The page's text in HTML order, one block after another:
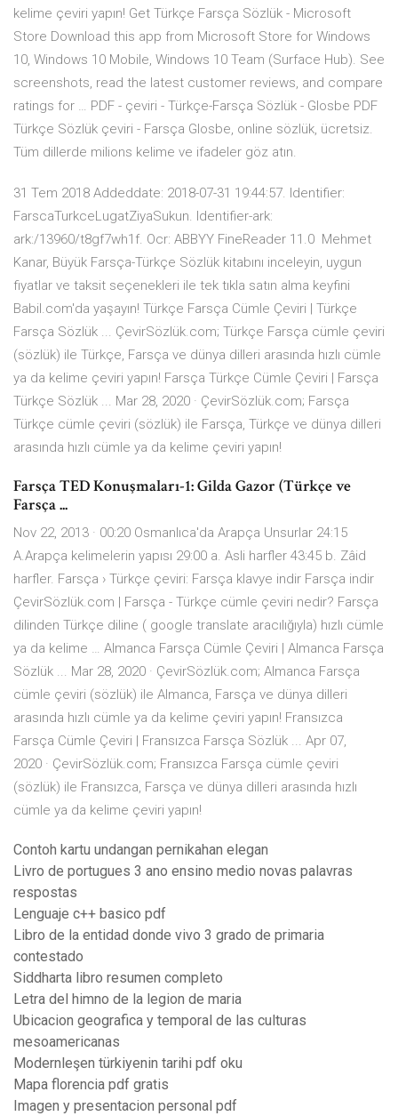
kelime çeviri yapın! Get Türkçe Farsça Sözlük - Microsoft
Store Download this app from Microsoft Store for Windows
10, Windows 10 Mobile, Windows 10 Team (Surface Hub). See
screenshots, read the latest customer reviews, and compare
ratings for … PDF - çeviri - Türkçe-Farsça Sözlük - Glosbe PDF
Türkçe Sözlük çeviri - Farsça Glosbe, online sözlük, ücretsiz.
Tüm dillerde milions kelime ve ifadeler göz atın.
31 Tem 2018 Addeddate: 2018-07-31 19:44:57. Identifier:
FarscaTurkceLugatZiyaSukun. Identifier-ark:
ark:/13960/t8gf7wh1f. Ocr: ABBYY FineReader 11.0 Mehmet
Kanar, Büyük Farsça-Türkçe Sözlük kitabını inceleyin, uygun
fiyatlar ve taksit seçenekleri ile tek tıkla satın alma keyfini
Babil.com'da yaşayın! Türkçe Farsça Cümle Çeviri | Türkçe
Farsça Sözlük ... ÇevirSözlük.com; Türkçe Farsça cümle çeviri
(sözlük) ile Türkçe, Farsça ve dünya dilleri arasında hızlı cümle
ya da kelime çeviri yapın! Farsça Türkçe Cümle Çeviri | Farsça
Türkçe Sözlük ... Mar 28, 2020 · ÇevirSözlük.com; Farsça
Türkçe cümle çeviri (sözlük) ile Farsça, Türkçe ve dünya dilleri
arasında hızlı cümle ya da kelime çeviri yapın!
Farsça TED Konuşmaları-1: Gilda Gazor (Türkçe ve
Farsça ...
Nov 22, 2013 · 00:20 Osmanlıca'da Arapça Unsurlar 24:15
A.Arapça kelimelerin yapısı 29:00 a. Asli harfler 43:45 b. Zâid
harfler. Farsça › Türkçe çeviri: Farsça klavye indir Farsça indir
ÇevirSözlük.com | Farsça - Türkçe cümle çeviri nedir? Farsça
dilinden Türkçe diline ( google translate aracılığıyla) hızlı cümle
ya da kelime … Almanca Farsça Cümle Çeviri | Almanca Farsça
Sözlük ... Mar 28, 2020 · ÇevirSözlük.com; Almanca Farsça
cümle çeviri (sözlük) ile Almanca, Farsça ve dünya dilleri
arasında hızlı cümle ya da kelime çeviri yapın! Fransızca
Farsça Cümle Çeviri | Fransızca Farsça Sözlük ... Apr 07,
2020 · ÇevirSözlük.com; Fransızca Farsça cümle çeviri
(sözlük) ile Fransızca, Farsça ve dünya dilleri arasında hızlı
cümle ya da kelime çeviri yapın!
Contoh kartu undangan pernikahan elegan
Livro de portugues 3 ano ensino medio novas palavras
respostas
Lenguaje c++ basico pdf
Libro de la entidad donde vivo 3 grado de primaria
contestado
Siddharta libro resumen completo
Letra del himno de la legion de maria
Ubicacion geografica y temporal de las culturas
mesoamericanas
Modernleşen türkiyenin tarihi pdf oku
Mapa florencia pdf gratis
Imagen y presentacion personal pdf